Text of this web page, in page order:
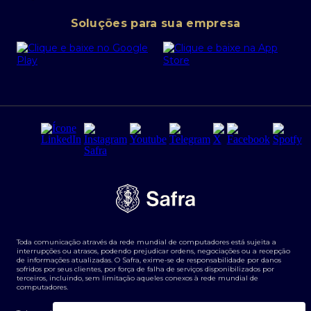
Portal da Privacidade
PRSAC
Regras e Parâmetros de Atuação Banco Safra
Segurança da Informação
Tarifas e serviços Pessoa Física
Transparência de remuneração
Termos e Condições para Portabilidade de Investimento
Cartão Safra Empresas
Empréstimo e financiamentos PJ
Derivativos
Agronegócios
Soluções para sua empresa
Toda comunicação através da rede mundial de computadores está sujeita a
interrupções ou atrasos, podendo prejudicar ordens, negociações ou a recepção
de informações atualizadas. O Safra, exime-se de responsabilidade por danos
sofridos por seus clientes, por força de falha de serviços disponibilizados por
terceiros, incluindo, sem limitação aqueles conexos à rede mundial de
computadores.